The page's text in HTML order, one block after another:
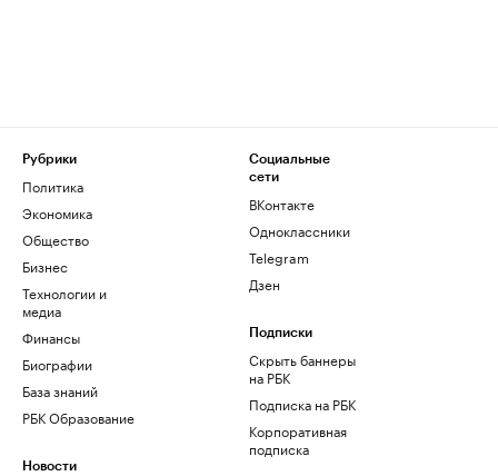
Рубрики
Политика
Экономика
Общество
Бизнес
Технологии и
медиа
Финансы
Биографии
База знаний
РБК Образование
Новости
Социальные
сети
ВКонтакте
Одноклассники
Telegram
Дзен
Подписки
Скрыть баннеры
на РБК
Подписка на РБК
Корпоративная
подписка